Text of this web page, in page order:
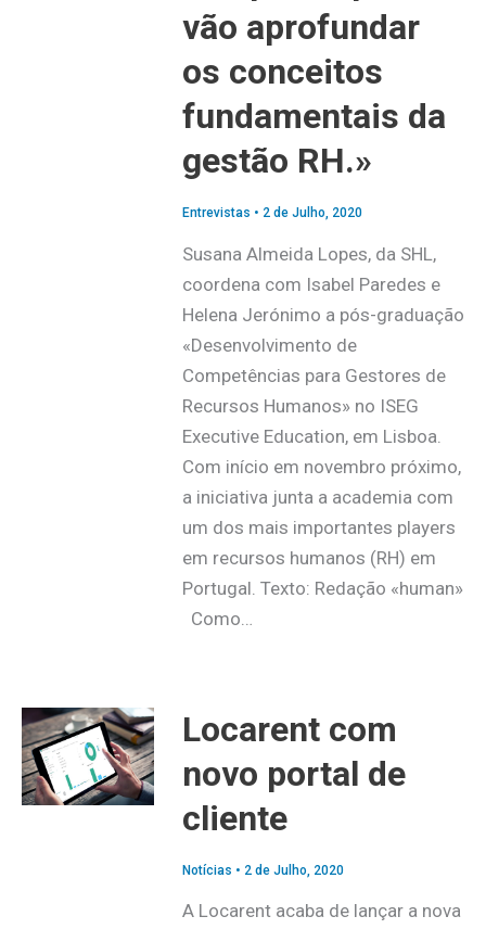
vão aprofundar
os conceitos
fundamentais da
gestão RH.»
Entrevistas • 2 de Julho, 2020
Susana Almeida Lopes, da SHL,
coordena com Isabel Paredes e
Helena Jerónimo a pós-graduação
«Desenvolvimento de
Competências para Gestores de
Recursos Humanos» no ISEG
Executive Education, em Lisboa.
Com início em novembro próximo,
a iniciativa junta a academia com
um dos mais importantes players
em recursos humanos (RH) em
Portugal. Texto: Redação «human»
Como…
Locarent com
novo portal de
cliente
Notícias • 2 de Julho, 2020
A Locarent acaba de lançar a nova